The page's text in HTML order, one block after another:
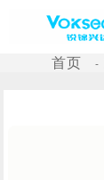
首页